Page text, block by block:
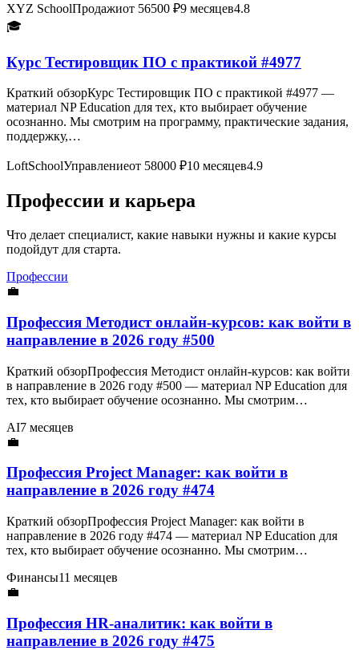
XYZ SchoolПродажиот 56500 ₽9 месяцев4.8
🎓
Курс Тестировщик ПО с практикой #4977
Краткий обзорКурс Тестировщик ПО с практикой #4977 —
материал NP Education для тех, кто выбирает обучение
осознанно. Мы смотрим на программу, практические задания,
поддержку,…
LoftSchoolУправлениеот 58000 ₽10 месяцев4.9
Профессии и карьера
Что делает специалист, какие навыки нужны и какие курсы
подойдут для старта.
Профессии
💼
Профессия Методист онлайн-курсов: как войти в
направление в 2026 году #500
Краткий обзорПрофессия Методист онлайн-курсов: как войти
в направление в 2026 году #500 — материал NP Education для
тех, кто выбирает обучение осознанно. Мы смотрим…
AI7 месяцев
💼
Профессия Project Manager: как войти в
направление в 2026 году #474
Краткий обзорПрофессия Project Manager: как войти в
направление в 2026 году #474 — материал NP Education для
тех, кто выбирает обучение осознанно. Мы смотрим…
Финансы11 месяцев
💼
Профессия HR-аналитик: как войти в
направление в 2026 году #475